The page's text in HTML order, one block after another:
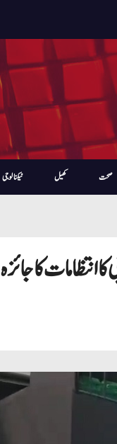
صحت کھیل ٹیکنالوجی
انتظامات کا جائزہ